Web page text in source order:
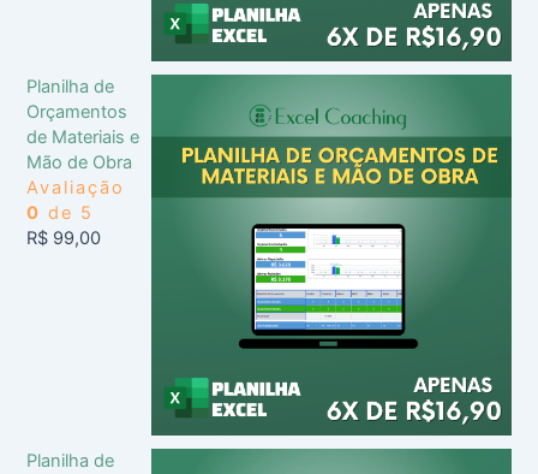
Planilha de
Orçamentos
de Materiais e
Mão de Obra
Avaliação
0 de 5
R$ 99,00
Planilha de